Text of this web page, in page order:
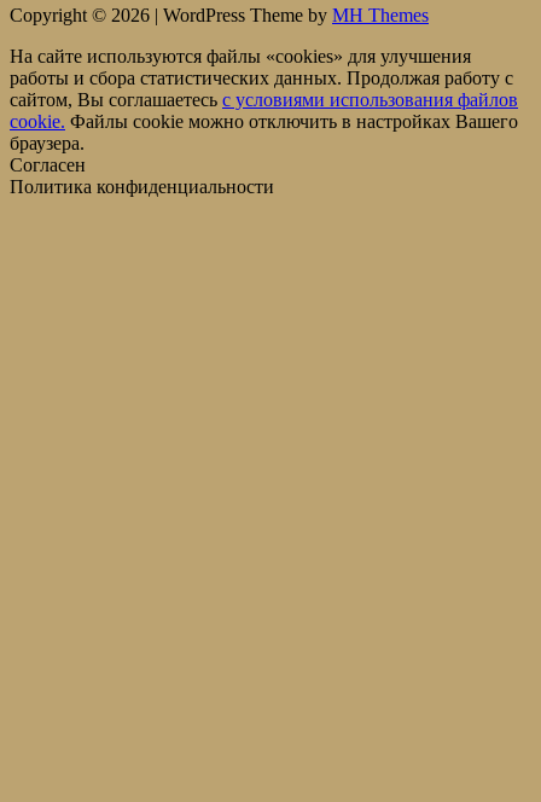
Copyright © 2026 | WordPress Theme by MH Themes
На сайте используются файлы «cookies» для улучшения
работы и сбора статистических данных. Продолжая работу с
сайтом, Вы соглашаетесь c условиями использования файлов
cookie. Файлы cookie можно отключить в настройках Вашего
браузера.
Согласен
Политика конфиденциальности